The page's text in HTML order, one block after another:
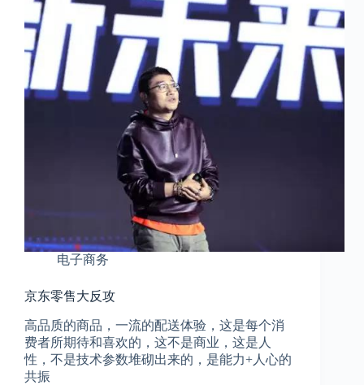
电子商务
京东零售大反攻
高品质的商品，一流的配送体验，这是每个消
费者所期待和喜欢的，这不是商业，这是人
性，不是技术参数堆砌出来的，是能力+人心的
共振